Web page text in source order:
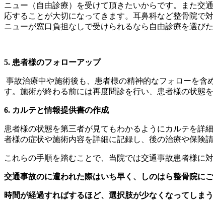
ニュー（自由診療）を受けて頂きたいからです。また交
応することが大切になってきます。耳鼻科など整骨院で
ニューが窓口負担なしで受けられるなら自由診療を選びた
5. 患者様のフォローアップ
事故治療中や施術後も、患者様の精神的なフォローを
す。施術が終わる前には再度問診を行い、患者様の状態
6. カルテと情報提供書の作成
患者様の状態を第三者が見てもわかるようにカルテを詳
者様の症状や施術内容を詳細に記録し、後の治療や保険
これらの手順を踏むことで、当院では交通事故患者様に
交通事故のに遭われた際はいち早く、しのはら整骨院にご
時間が経過すればするほど、選択肢が少なくなってしま